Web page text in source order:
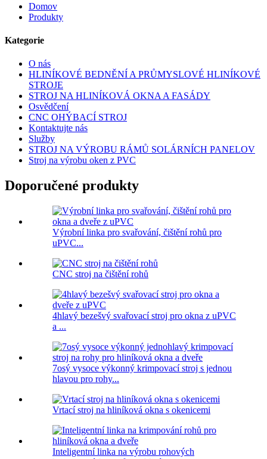
Domov
Produkty
Kategorie
O nás
HLINÍKOVÉ BEDNĚNÍ A PRŮMYSLOVÉ HLINÍKOVÉ
STROJE
STROJ NA HLINÍKOVÁ OKNA A FASÁDY
Osvědčení
CNC OHÝBACÍ STROJ
Kontaktujte nás
Služby
STROJ NA VÝROBU RÁMŮ SOLÁRNÍCH PANELOV
Stroj na výrobu oken z PVC
Doporučené produkty
Výrobní linka pro svařování, čištění rohů pro
uPVC...
CNC stroj na čištění rohů
4hlavý bezešvý svařovací stroj pro okna z uPVC
a ...
7osý vysoce výkonný krimpovací stroj s jednou
hlavou pro rohy...
Vrtací stroj na hliníková okna s okenicemi
Inteligentní linka na výrobu rohových